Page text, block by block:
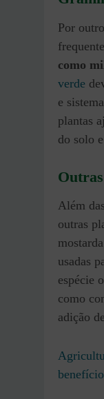
Por
como
verde
e
plantas
do solo
Além
outras
usadas
espécie
como
adição de